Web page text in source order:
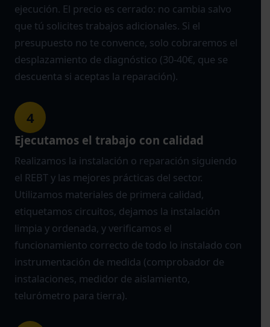
ejecución. El precio es cerrado: no cambia salvo
que tú solicites trabajos adicionales. Si el
presupuesto no te convence, solo cobraremos el
desplazamiento de diagnóstico (30-40€, que se
descuenta si aceptas la reparación).
4
Ejecutamos el trabajo con calidad
Realizamos la instalación o reparación siguiendo
el REBT y las mejores prácticas del sector.
Utilizamos materiales de primera calidad,
etiquetamos circuitos, dejamos la instalación
limpia y ordenada, y verificamos el
funcionamiento correcto de todo lo instalado con
instrumentación de medida (comprobador de
instalaciones, medidor de aislamiento,
telurómetro para tierra).